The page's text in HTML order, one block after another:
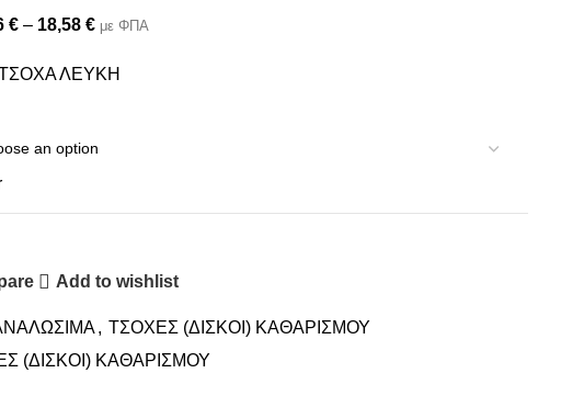
€– 18,58 € με ΦΠΑ
ΛΕΥΚΗ
Add to wishlist
, ΤΣΟΧΕΣ (ΔΙΣΚΟΙ) ΚΑΘΑΡΙΣΜΟΥ
(ΔΙΣΚΟΙ) ΚΑΘΑΡΙΣΜΟΥ